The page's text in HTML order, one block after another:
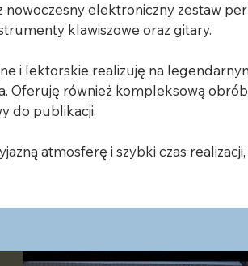
nowoczesny elektroniczny zestaw
klawiszowe oraz gitary.
i lektorskie realizuję na
Oferuję również kompleksową
do publikacji.
atmosferę i szybki czas